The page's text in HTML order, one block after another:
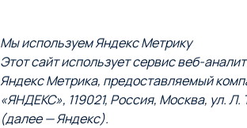
Мы используем Яндекс Метрику
Этот сайт использует сервис веб-
Яндекс Метрика, предоставляемый
«ЯНДЕКС», 119021, Россия, Москва, ул. Л.
(далее — Яндекс).